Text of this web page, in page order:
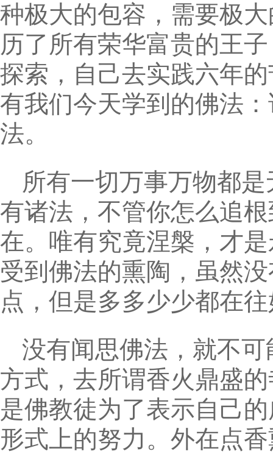
种极大的包容，需要极
历了所有荣华富贵的王
探索，自己去实践六年
有我们今天学到的佛法
法。
所有一切万事万物都
有诸法，不管你怎么追
在。唯有究竟涅槃，才
受到佛法的熏陶，虽然
点，但是多多少少都在
没有闻思佛法，就不
方式，去所谓香火鼎盛
是佛教徒为了表示自己
形式上的努力。外在点